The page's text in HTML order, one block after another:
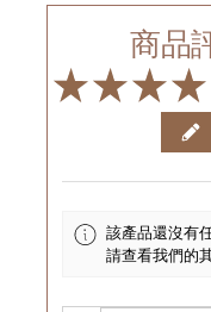
商品
★★★★
該產品還沒有
請查看我們的